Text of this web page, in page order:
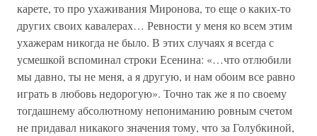
карете, то про ухаживания Миронова, то еще о каких-то
других своих кавалерах… Ревности у меня ко всем этим
ухажерам никогда не было. В этих случаях я всегда с
усмешкой вспоминал строки Есенина: «…что отлюбили
мы давно, ты не меня, а я другую, и нам обоим все равно
играть в любовь недорогую». Точно так же я по своему
тогдашнему абсолютному непониманию ровным счетом
не придавал никакого значения тому, что за Голубкиной,